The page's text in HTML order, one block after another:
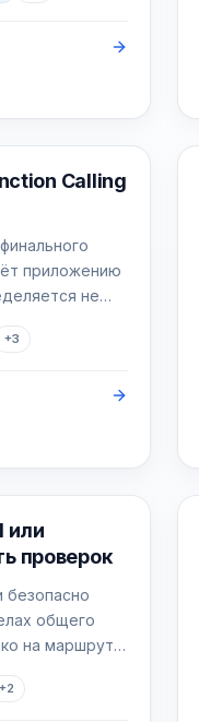
Calling
приложению
не
внешнее
+3
или
проверок
безопасно
общего
на маршрут,
+2